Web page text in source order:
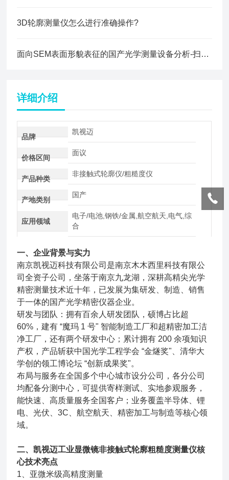
3D轮廓测量仪怎么进行准确操作?
面向SEM表面形貌表征的国产光学测量设备分析-扫描电子显微镜
详细介绍
品牌
凯视迈
价格区间
面议
产品种类
非接触式轮廓仪/粗糙度仪
产地类别
国产
应用领域
电子/电池,钢铁/金属,航空航天,电气,综
合
一、企业背景与实力
南京凯视迈科技有限公司是南京木木西里科技有限公
司全资子公司，坐落于南京九龙湖，深耕高精尖光学
精密测量技术近十年，已发展为集研发、制造、销售
于一体的国产光学精密仪器企业。
研发与团队：拥有百余人研发团队，硕博占比超
60%，建有 “魔玛 1 号" 智能制造工厂和超精密加工洁
净工厂，还有两个研发中心；累计拥有 200 余项知识
产权，产品斩获中国光学工程学会 “金燧奖"、清华大
学创的领工博论坛 “创新成果奖"。
布局与服务在全国多个中心城市设分公司，各分公司
均配备分测中心，可提供寄样测试、实地参观服务，
能快速、高质量服务全国客户；业务覆盖半导体、锂
电、光伏、3C、航空航天、精密加工与制造等核心领
域。
二、凯视迈工业显微镜非接触式轮廓粗糙度测量仪核
心技术亮点
1、亚微米级高精度测量‌